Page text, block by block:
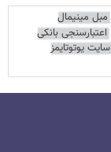
مبل مینیمال
اعتبارسنجی بانکی
سایت یوتوتایمز